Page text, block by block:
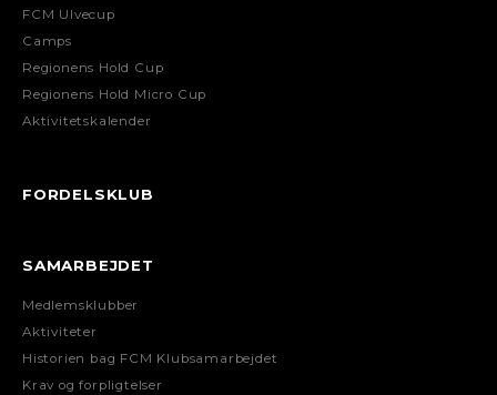
FCM Ulvecup
Camps
Regionens Hold Cup
Regionens Hold Micro Cup
Aktivitetskalender
FORDELSKLUB
SAMARBEJDET
Medlemsklubber
Aktiviteter
Historien bag FCM Klubsamarbejdet
Krav og forpligtelser